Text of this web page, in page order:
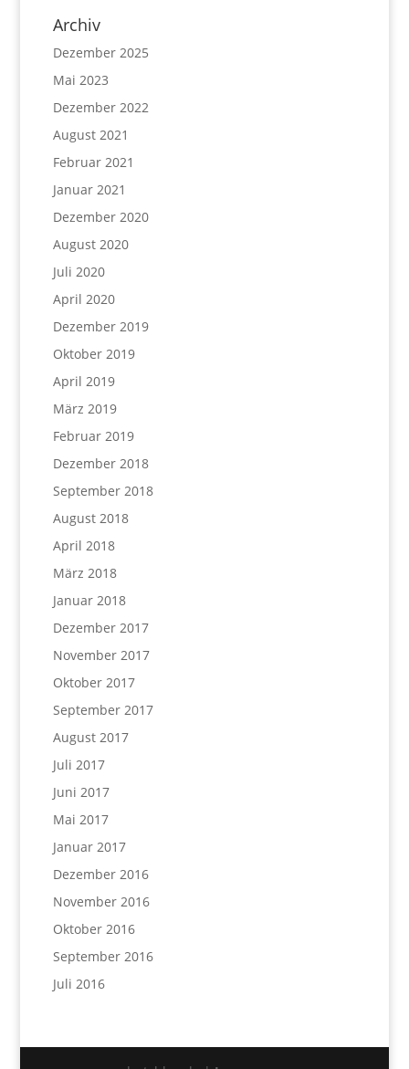
Archiv
Dezember 2025
Mai 2023
Dezember 2022
August 2021
Februar 2021
Januar 2021
Dezember 2020
August 2020
Juli 2020
April 2020
Dezember 2019
Oktober 2019
April 2019
März 2019
Februar 2019
Dezember 2018
September 2018
August 2018
April 2018
März 2018
Januar 2018
Dezember 2017
November 2017
Oktober 2017
September 2017
August 2017
Juli 2017
Juni 2017
Mai 2017
Januar 2017
Dezember 2016
November 2016
Oktober 2016
September 2016
Juli 2016